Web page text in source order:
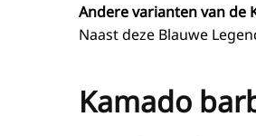
Andere varianten van de
Naast deze Blauwe
Kamado